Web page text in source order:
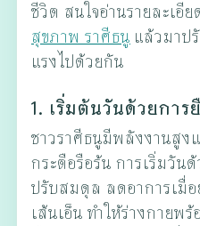
ชีวิต สนใจอ่านรายละเอี
สุขภาพ ราศีธนู แล้วมาป
แรงไปด้วยกัน
1. เริ่มต้นวันด้วยการ
ชาวราศีธนูมีพลังงานสู
กระตือรือร้น การเริ่มวัน
ปรับสมดุล ลดอาการเมื่
เส้นเอ็น ทำให้ร่างกายพ